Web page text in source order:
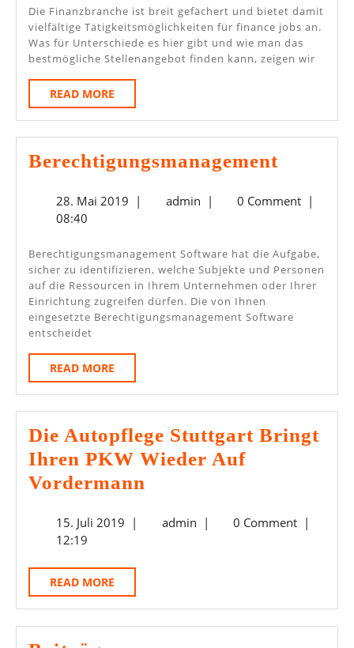
Finance
Jobs
Finden
Die Finanzbranche ist breit gefächert und bietet damit
vielfältige Tätigkeitsmöglichkeiten für finance jobs an.
Was für Unterschiede es hier gibt und wie man das
bestmögliche Stellenangebot finden kann, zeigen wir
READ MORE
MORE
Berechtigungsmanagement
28. Mai 201928.| adminadmin
| 0 Comment |
08:40
Berechtigungsmanagement Software hat die Aufgabe,
sicher zu identifizieren, welche Subjekte und Personen
auf die Ressourcen in Ihrem Unternehmen oder Ihrer
Einrichtung zugreifen dürfen. Die von Ihnen
eingesetzte Berechtigungsmanagement Software
entscheidet
READ MORE
MORE
Die Autopflege Stuttgart Bringt
Ihren PKW Wieder Auf
Vordermann
Stuttgart
Wieder
15. Juli 201915.| adminadmin
| 0 Comment |
12:19
READ MORE
MORE